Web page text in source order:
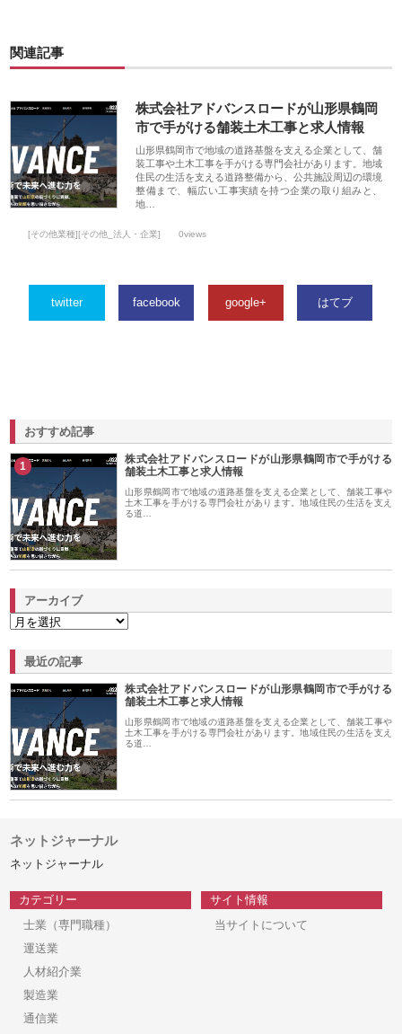
関連記事
株式会社アドバンスロードが山形県鶴岡
市で手がける舗装土木工事と求人情報
山形県鶴岡市で地域の道路基盤を支える企業として、舗
装工事や土木工事を手がける専門会社があります。地域
住民の生活を支える道路整備から、公共施設周辺の環境
整備まで、幅広い工事実績を持つ企業の取り組みと、
地…
[その他業種][その他_法人・企業] 0views
twitter facebook google+ はてブ
おすすめ記事
1
株式会社アドバンスロードが山形県鶴岡市で手がける
舗装土木工事と求人情報
山形県鶴岡市で地域の道路基盤を支える企業として、舗装工事や
土木工事を手がける専門会社があります。地域住民の生活を支え
る道…
アーカイブ
最近の記事
株式会社アドバンスロードが山形県鶴岡市で手がける
舗装土木工事と求人情報
山形県鶴岡市で地域の道路基盤を支える企業として、舗装工事や
土木工事を手がける専門会社があります。地域住民の生活を支え
る道…
ネットジャーナル
ネットジャーナル
カテゴリー
士業（専門職種）
運送業
人材紹介業
製造業
通信業
サイト情報
当サイトについて